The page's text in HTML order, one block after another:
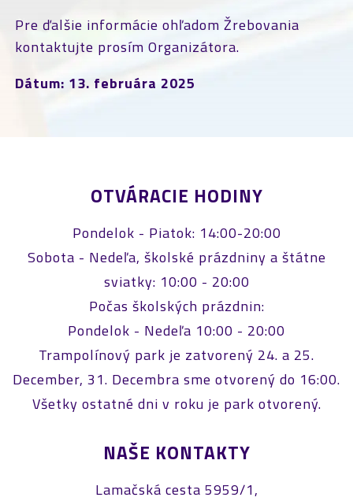
Pre ďalšie informácie ohľadom Žrebovania
kontaktujte prosím Organizátora.
Dátum: 13. februára 2025
OTVÁRACIE HODINY
Pondelok - Piatok: 14:00-20:00
Sobota - Nedeľa, školské prázdniny a štátne
sviatky: 10:00 - 20:00
Počas školských prázdnin:
Pondelok - Nedeľa 10:00 - 20:00
Trampolínový park je zatvorený 24. a 25.
December, 31. Decembra sme otvorený do 16:00.
Všetky ostatné dni v roku je park otvorený.
NAŠE KONTAKTY
Lamačská cesta 5959/1,